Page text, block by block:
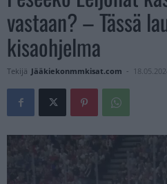
vastaan? – Tässä
kisaohjelma
Tekijä Jääkiekonmmkisat.com -